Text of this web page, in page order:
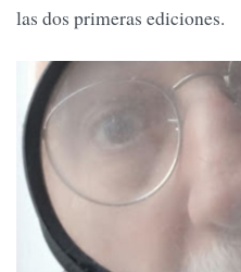
las dos primeras ediciones.